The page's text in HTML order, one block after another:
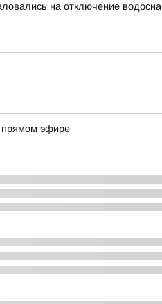
на отключение
прямом эфире